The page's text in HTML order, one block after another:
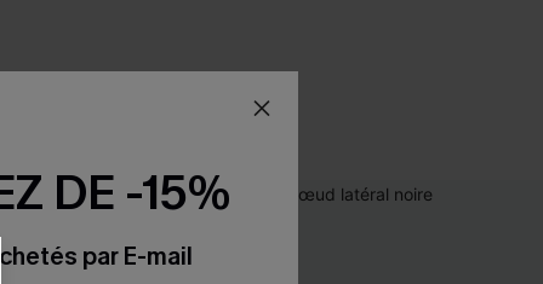
DE -15%
par E-mail